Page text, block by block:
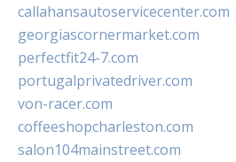
callahansautoservicecenter.com
georgiascornermarket.com
perfectfit24-7.com
portugalprivatedriver.com
von-racer.com
coffeeshopcharleston.com
salon104mainstreet.com